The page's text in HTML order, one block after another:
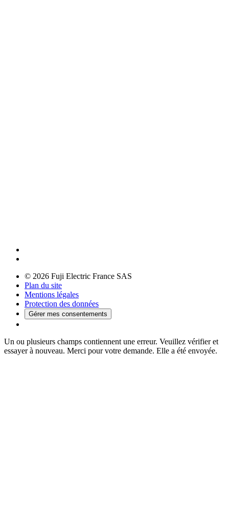
© 2026 Fuji Electric France SAS
Plan du site
Mentions légales
Protection des données
Gérer mes consentements
Un ou plusieurs champs contiennent une erreur. Veuillez vérifier et
essayer à nouveau. Merci pour votre demande. Elle a été envoyée.